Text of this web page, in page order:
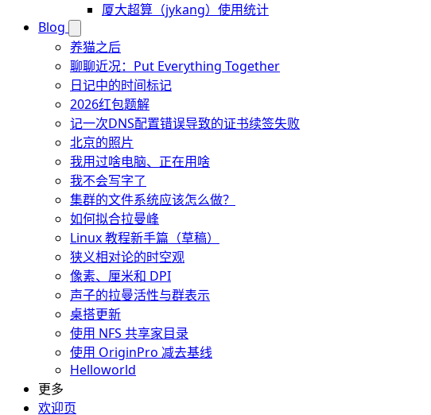
厦大超算（jykang）使用统计
Blog
养猫之后
聊聊近况：Put Everything Together
日记中的时间标记
2026红包题解
记一次DNS配置错误导致的证书续签失败
北京的照片
我用过啥电脑、正在用啥
我不会写字了
集群的文件系统应该怎么做？
如何拟合拉曼峰
Linux 教程新手篇（草稿）
狭义相对论的时空观
像素、厘米和 DPI
声子的拉曼活性与群表示
桌搭更新
使用 NFS 共享家目录
使用 OriginPro 减去基线
Helloworld
更多
欢迎页